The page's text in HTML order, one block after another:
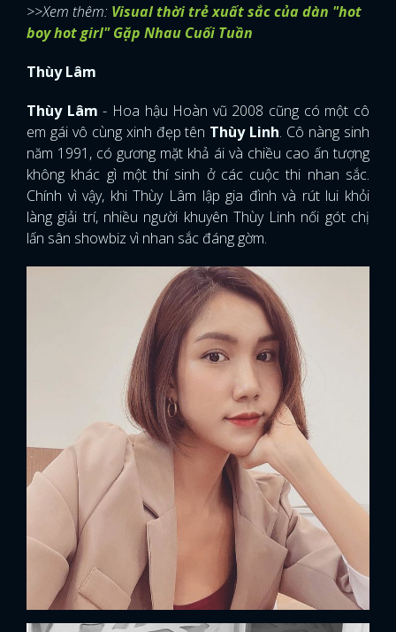
>>Xem thêm: Visual thời trẻ xuất sắc của dàn "hot
boy hot girl" Gặp Nhau Cuối Tuần
Thùy Lâm
Thùy Lâm - Hoa hậu Hoàn vũ 2008 cũng có một cô
em gái vô cùng xinh đẹp tên Thùy Linh. Cô nàng sinh
năm 1991, có gương mặt khả ái và chiều cao ấn tượng
không khác gì một thí sinh ở các cuộc thi nhan sắc.
Chính vì vậy, khi Thùy Lâm lập gia đình và rút lui khỏi
làng giải trí, nhiều người khuyên Thùy Linh nối gót chị
lấn sân showbiz vì nhan sắc đáng gờm.